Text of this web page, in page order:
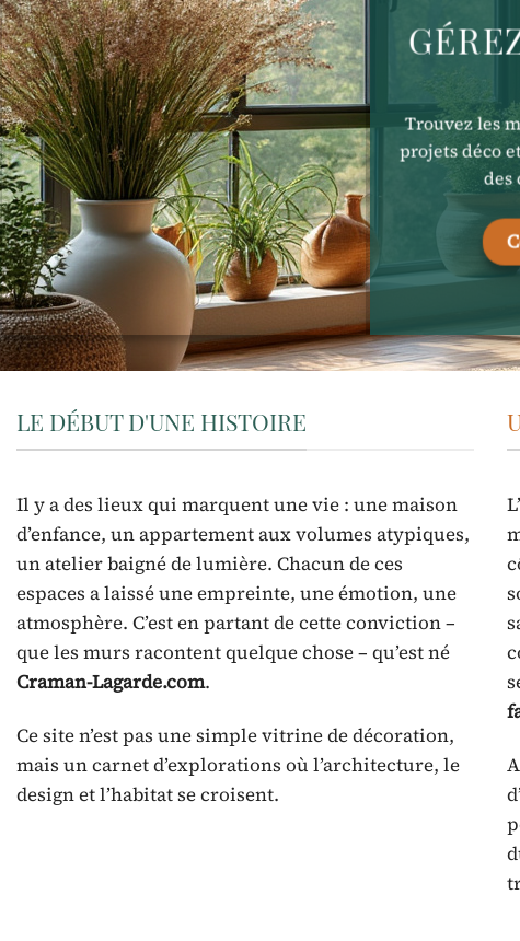
Trouvez les
projets déco
des
LE DÉBUT D'UNE HISTOIRE
Il y a des lieux qui marquent une vie : une maison
d’enfance, un appartement aux volumes atypiques,
un atelier baigné de lumière. Chacun de ces
espaces a laissé une empreinte, une émotion, une
atmosphère. C’est en partant de cette conviction –
que les murs racontent quelque chose – qu’est né
Craman-Lagarde.com.
Ce site n’est pas une simple vitrine de décoration,
mais un carnet d’explorations où l’architecture, le
design et l’habitat se croisent.